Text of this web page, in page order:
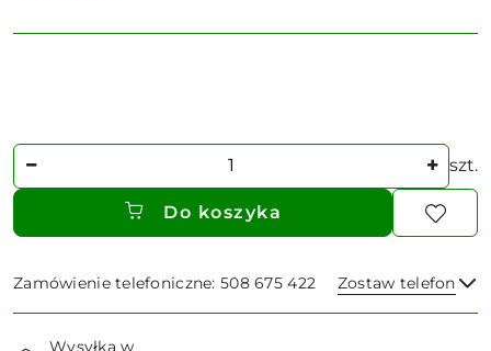
Ilość szt.
Do koszyka
Zamówienie telefoniczne: 508 675 422 Zostaw telefon
Wysyłka w